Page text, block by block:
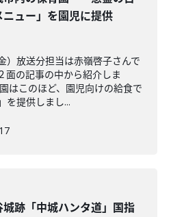
ニュー」を園児に提供
）放送分担当は赤嶺啓子さんで
面の記事の中から紹介しま
はこのほど、園児向けの給食で
を提供しまし...
城跡「中城ハンタ道」国指